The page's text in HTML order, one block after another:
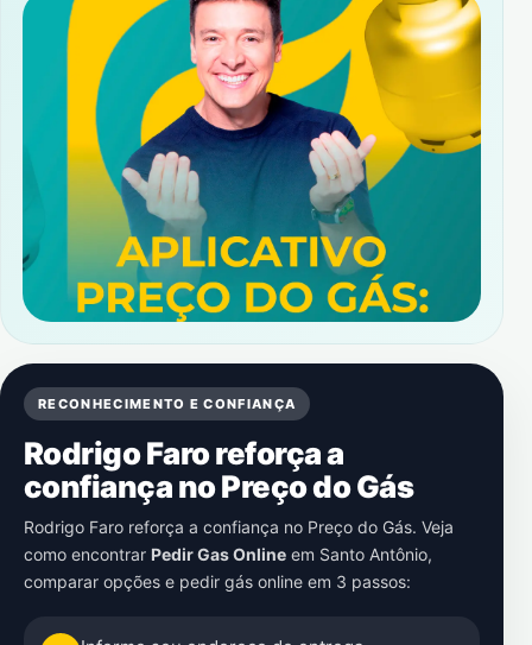
RECONHECIMENTO E CONFIANÇA
Rodrigo Faro reforça a
confiança no Preço do Gás
Rodrigo Faro reforça a confiança no Preço do Gás. Veja
como encontrar Pedir Gas Online em Santo Antônio,
comparar opções e pedir gás online em 3 passos: